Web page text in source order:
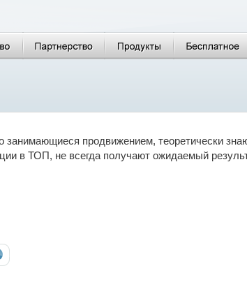
занимающиеся продвижением, теоретически
в ТОП, не всегда получают ожидаемый